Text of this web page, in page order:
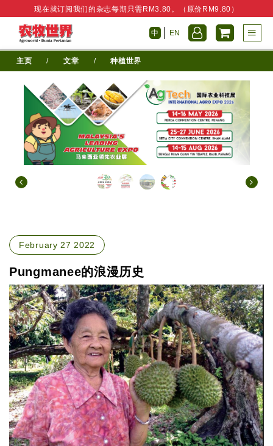
现在就订阅我们的杂志每期只需RM3.80。（原价RM9.80）
中 EN
主页 / 文章 / 种植世界
February 27 2022
Pungmanee的浪漫历史